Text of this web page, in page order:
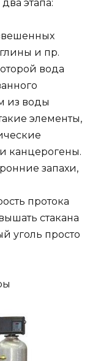
этапа:
и пр.
вода
из воды
элементы,
канцерогены.
запахи,
протока
стакана
уголь просто